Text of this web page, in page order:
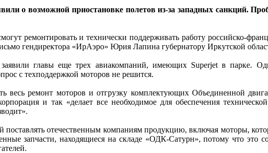
о возможной приостановке полетов из-за западных санкций.
ремонтировать и технически поддерживать работу российско-
гендиректора «ИрАэро» Юрия Лапина губернатору Иркутской
главы еще трех авиакомпаний, имеющих Superjet в парке.
с техподдержкой моторов не решится.
весь ремонт моторов и отгрузку комплектующих Объединенной
и так «делает все необходимое для обеспечения
отечественным компаниям продукцию, включая моторы,
запчасти, находящиеся на складе «ОДК-Сатурн», потому что это